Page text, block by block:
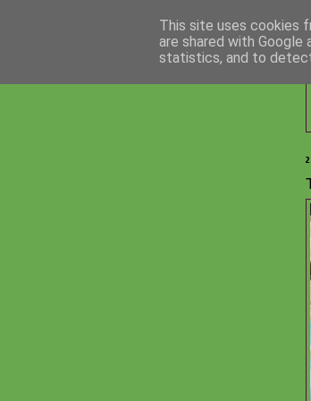
This site uses cookies
are shared with
statistics, and to